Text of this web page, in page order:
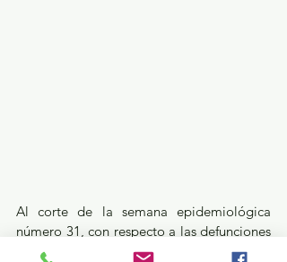
Al corte de la semana epidemiológica
número 31, con respecto a las defunciones
por SARS-CoV-2 se tiene una tasa de